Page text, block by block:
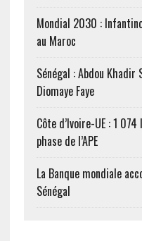
Mondial 2030 :
au Maroc
Sénégal : Abdou
Diomaye Faye
Côte d’Ivoire-UE : 1
phase de l’APE
La Banque mondiale
Sénégal